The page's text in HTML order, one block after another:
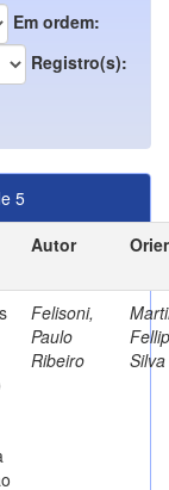
Em ordem:
Registro(s):
5
Autor
Felisoni,
Paulo
Ribeiro
Silva